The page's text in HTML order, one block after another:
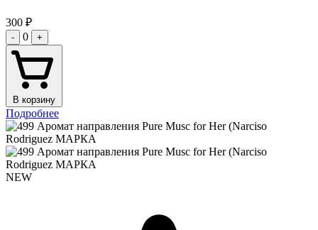
300 ₽
- 0 +
В корзину
Подробнее
NEW